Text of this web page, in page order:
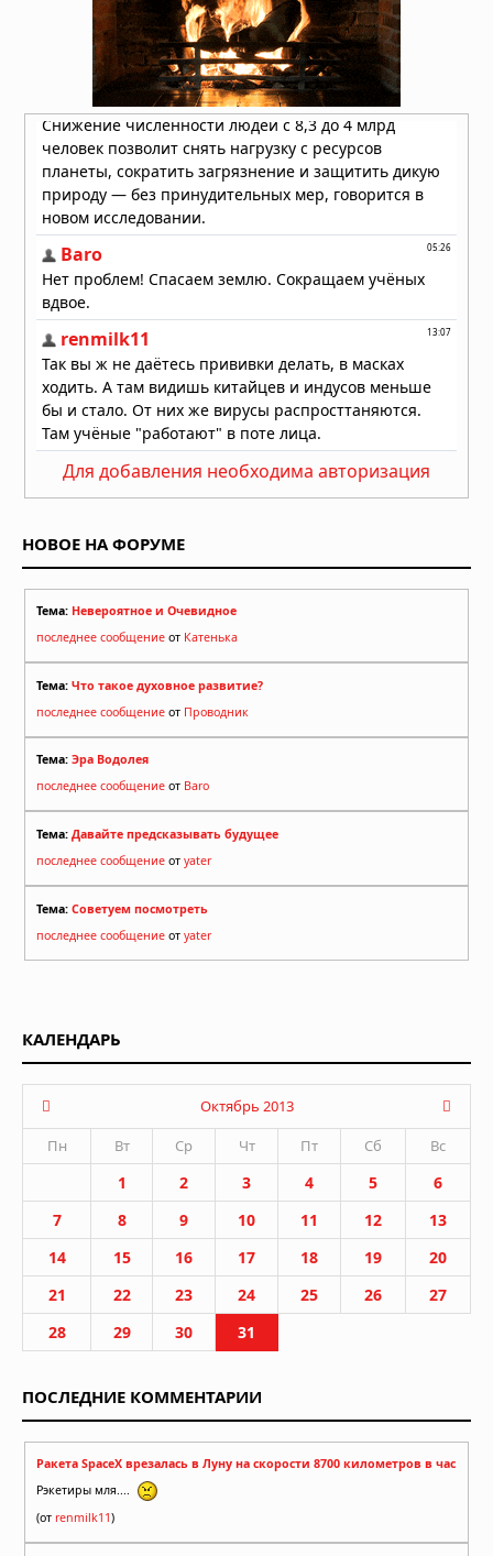
безопасности» в Европе, пламя
распространилось на Грецию и
Великобританию
30.07.2026 в 13:57
Бразилию накрыли мощные
ураганы: пять человек погибли,
тысячи людей не смогли добраться
до дома
30.07.2026 в 12:02
Землетрясение в Японии: число
ищут выживших
Для добавления необходима авторизация
НОВОЕ НА ФОРУМЕ
Тема: Невероятное и Очевидное
последнее сообщение от Катенька
Тема: Что такое духовное развитие?
последнее сообщение от Проводник
Тема: Эра Водолея
последнее сообщение от Baro
Тема: Давайте предсказывать будущее
последнее сообщение от yater
Тема: Советуем посмотреть
последнее сообщение от yater
КАЛЕНДАРЬ
Октябрь 2013
Пн
Вт Ср Чт Пт Сб Вс
1 2 3 4 5
6
7
8 9 10 11 12
13
14
15 16 17 18 19
20
21
22 23 24 25 26
27
28
29 30 31
ПОСЛЕДНИЕ КОММЕНТАРИИ
Ракета SpaceX врезалась в Луну на скорости 8700 километров в час
Рэкетиры мля....
(от renmilk11)